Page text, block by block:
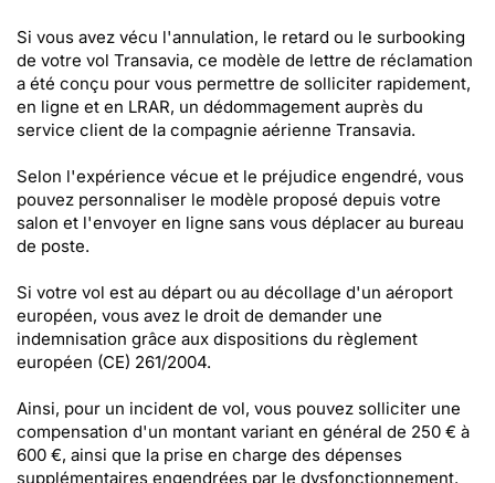
Si vous avez vécu l'annulation, le retard ou le surbooking
de votre vol Transavia, ce modèle de lettre de réclamation
a été conçu pour vous permettre de solliciter rapidement,
en ligne et en LRAR, un dédommagement auprès du
service client de la compagnie aérienne Transavia.
Selon l'expérience vécue et le préjudice engendré, vous
pouvez personnaliser le modèle proposé depuis votre
salon et l'envoyer en ligne sans vous déplacer au bureau
de poste.
Si votre vol est au départ ou au décollage d'un aéroport
européen, vous avez le droit de demander une
indemnisation grâce aux dispositions du règlement
européen (CE) 261/2004.
Ainsi, pour un incident de vol, vous pouvez solliciter une
compensation d'un montant variant en général de 250 € à
600 €, ainsi que la prise en charge des dépenses
supplémentaires engendrées par le dysfonctionnement.